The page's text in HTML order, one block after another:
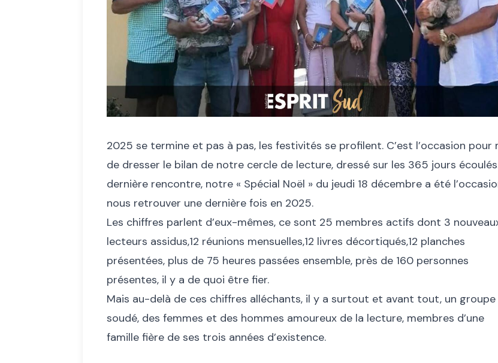
2025 se termine et pas à pas, les festivités se profilent. C’est l’occasion pour
de dresser le bilan de notre cercle de lecture, dressé sur les 365 jours
dernière rencontre, notre « Spécial Noël » du jeudi 18 décembre a été
nous retrouver une dernière fois en 2025.
Les chiffres parlent d’eux-mêmes, ce sont 25 membres actifs dont 3
lecteurs assidus,12 réunions mensuelles,12 livres décortiqués,12 planches
présentées, plus de 75 heures passées ensemble, près de 160 personnes
présentes, il y a de quoi être fier.
Mais au-delà de ces chiffres alléchants, il y a surtout et avant tout, un groupe
soudé, des femmes et des hommes amoureux de la lecture, membres d’une
famille fière de ses trois années d’existence.